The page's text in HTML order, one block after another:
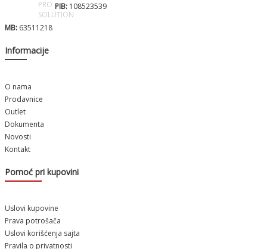
PIB: 108523539
MB: 63511218
Informacije
O nama
Prodavnice
Outlet
Dokumenta
Novosti
Kontakt
Pomoć pri kupovini
Uslovi kupovine
Prava potrošača
Uslovi korišćenja sajta
Pravila o privatnosti